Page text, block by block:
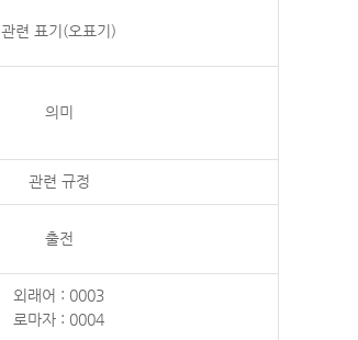
관련 표기(오표기)
의미
관련 규정
출전
외래어 : 0003
로마자 : 0004